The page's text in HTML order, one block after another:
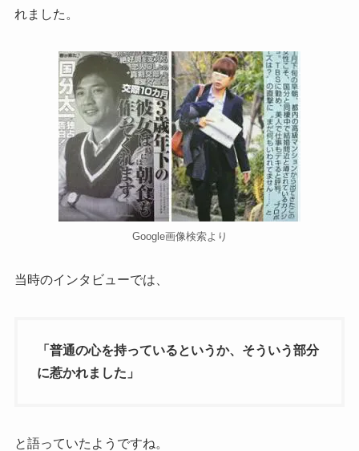
れました。
Google画像検索より
当時のインタビューでは、
「普通の心を持っているというか、そういう部分
に惹かれました」
と語っていたようですね。